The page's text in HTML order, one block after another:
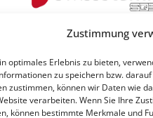
Zustimmung
optimales Erlebnis zu bieten,
zu speichern bzw.
zustimmen, können wir Daten wie
verarbeiten. Wenn Sie Ihre
können bestimmte Merkmale und